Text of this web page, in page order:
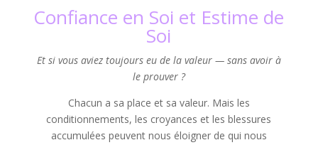
Confiance en Soi et Estime de
Soi
Et si vous aviez toujours eu de la valeur — sans avoir à
le prouver ?
Chacun a sa place et sa valeur. Mais les
conditionnements, les croyances et les blessures
accumulées peuvent nous éloigner de qui nous